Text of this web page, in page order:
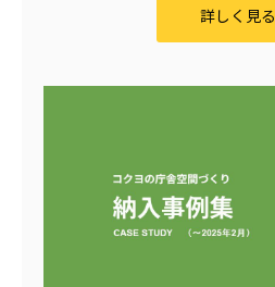
詳しく見る